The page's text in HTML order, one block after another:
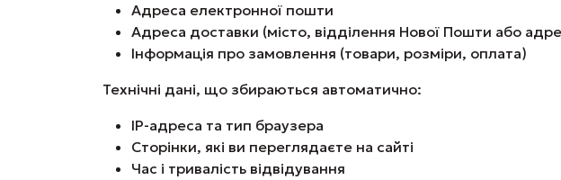
Адреса електронної пошти
Адреса доставки (місто, відділення Нової Пошти або
Інформація про замовлення (товари, розміри, оплата)
Технічні дані, що збираються автоматично:
IP-адреса та тип браузера
Сторінки, які ви переглядаєте на сайті
Час і тривалість відвідування